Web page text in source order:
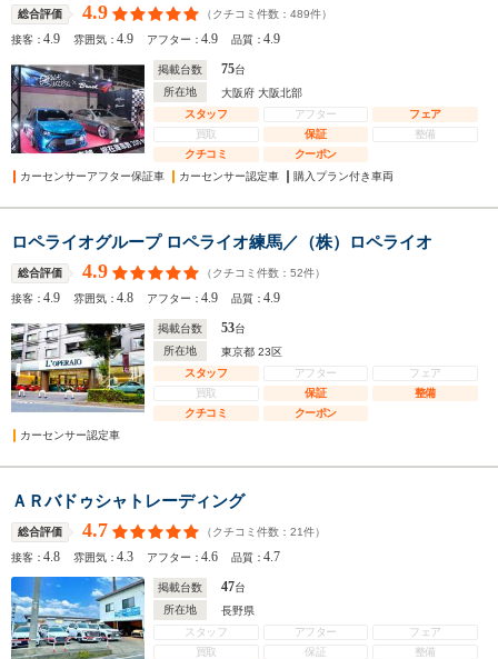
総合評価 4.9 （クチコミ件数： 489件）
接客：4.9 雰囲気：4.9 アフター：4.9 品質：4.9
掲載台数 75台
所在地
大阪府 大阪北部
スタッフ
アフター
フェア
買取
保証
整備
クチコミ
クーポン
カーセンサーアフター保証車
カーセンサー認定車 購入プラン付き車両
ロペライオグループ ロペライオ練馬／（株）ロペライオ
総合評価 4.9 （クチコミ件数： 52件）
接客：4.9 雰囲気：4.8 アフター：4.9 品質：4.9
掲載台数 53台
所在地
東京都 23区
スタッフ
アフター
フェア
買取
保証
整備
クチコミ
クーポン
カーセンサー認定車
ＡＲバドゥシャトレーディング
総合評価 4.7 （クチコミ件数： 21件）
接客：4.8 雰囲気：4.3 アフター：4.6 品質：4.7
掲載台数 47台
所在地
長野県
スタッフ
アフター
フェア
買取
保証
整備